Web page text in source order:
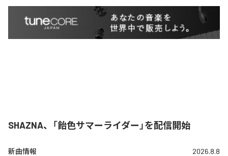
SHAZNA、「飴色サマーライダー」を配信開始
新曲情報 2026.8.8